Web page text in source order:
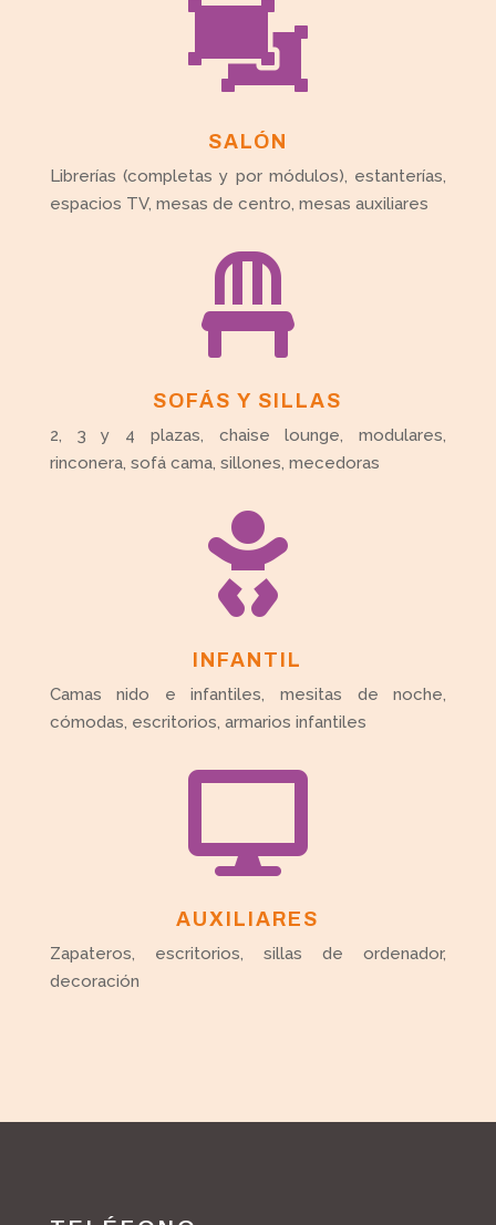

SALÓN
Librerías (completas y por módulos), estanterías,
espacios TV, mesas de centro, mesas auxiliares

SOFÁS Y SILLAS
2, 3 y 4 plazas, chaise lounge, modulares,
rinconera, sofá cama, sillones, mecedoras

INFANTIL
Camas nido e infantiles, mesitas de noche,
cómodas, escritorios, armarios infantiles

AUXILIARES
Zapateros, escritorios, sillas de ordenador,
decoración